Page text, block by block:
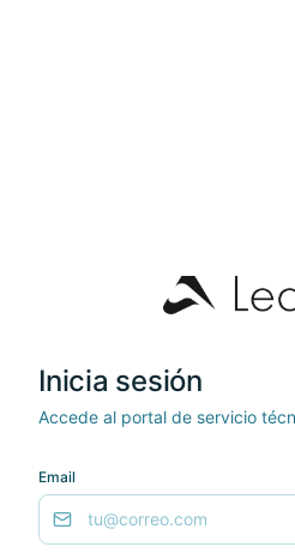
Inicia sesión
Accede al portal de servicio
Email